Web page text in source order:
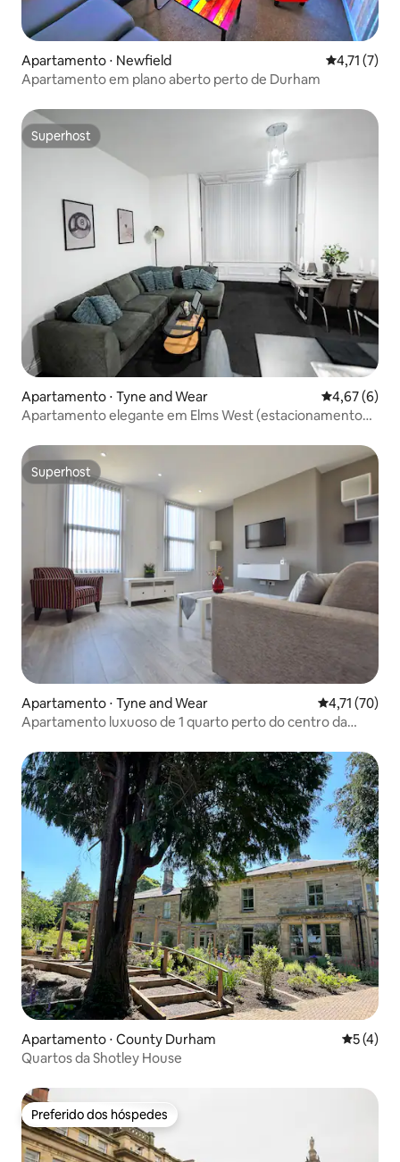
Apartamento ⋅ Newfield 4,71 de
4,71 (7)
Apartamento em plano aberto perto de Durham
Superhost
Superhost
Apartamento ⋅ Tyne and Wear 4,67 de uma
4,67 (6)
Apartamento elegante em Elms West (estacionamento
Superhost
Superhost
Apartamento ⋅ Tyne and Wear 4,71 de uma
4,71 (70)
Apartamento luxuoso de 1 quarto perto do centro da
Apartamento ⋅ County Durham 5 de
5 (4)
Quartos da Shotley House
Preferido dos hóspedes
Preferido dos hóspedes